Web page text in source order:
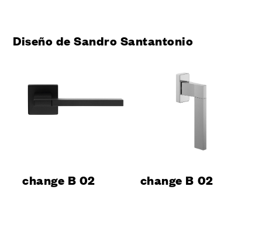
Diseño de Sandro Santantonio
change B 02 change B 02